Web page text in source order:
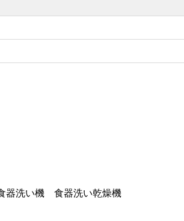
器洗い機 食器洗い乾燥機